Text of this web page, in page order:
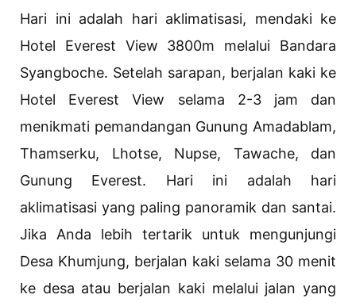
Hari ini adalah hari aklimatisasi, mendaki ke
Hotel Everest View 3800m melalui Bandara
Syangboche. Setelah sarapan, berjalan kaki ke
Hotel Everest View selama 2-3 jam dan
menikmati pemandangan Gunung Amadablam,
Thamserku, Lhotse, Nupse, Tawache, dan
Gunung Everest. Hari ini adalah hari
aklimatisasi yang paling panoramik dan santai.
Jika Anda lebih tertarik untuk mengunjungi
Desa Khumjung, berjalan kaki selama 30 menit
ke desa atau berjalan kaki melalui jalan yang